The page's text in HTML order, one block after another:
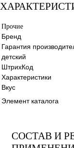
Прочие
Бренд
Гарантия
детский
ШтрихКод
Характеристики
Вкус
Элемент каталога
СОСТАВ И